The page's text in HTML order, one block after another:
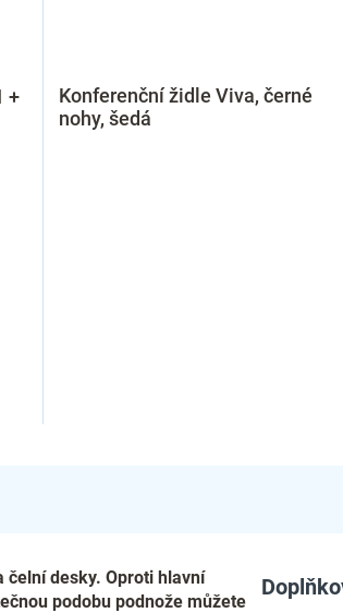
+
Konferenční židle Viva, černé
nohy, šedá
čelní desky. Oproti hlavní
podobu podnože můžete